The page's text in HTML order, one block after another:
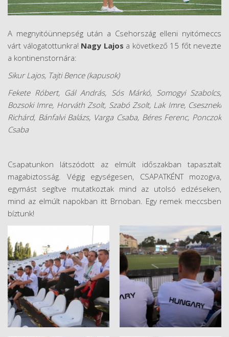
A megnyitóünnepség után a Csehország elleni nyitómeccs
várt válogatottunkra! Nagy Lajos a következő 15 főt nevezte
a kontinenstornára:
Sikur Lajos, Tajti Bence (kapusok)
Fekete Róbert, Gál András, Sós Márkó, Somogyi Szabolcs,
Bozsoki Imre, Horváth Zsolt, Szabó Zsolt, Lak Imre, Cseszneki
Richárd, Bánfalvi Balázs, Varga Csaba, Béres Ferenc, Ponczok
Csaba
Csapatunkon látszódott az elmúlt időszakban tapasztalt
magabiztosság. Végig egységesen, CSAPATKÉNT mozogva,
egymást segítve mutatkoztak mind az utolsó edzéseken,
mind az elmúlt napokban itt Brnoban. Egy remek meccsben
bíztunk!